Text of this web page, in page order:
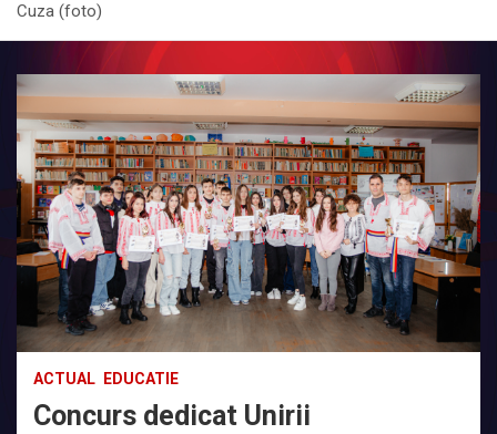
Cuza (foto)
ACTUAL EDUCATIE
Concurs dedicat Unirii